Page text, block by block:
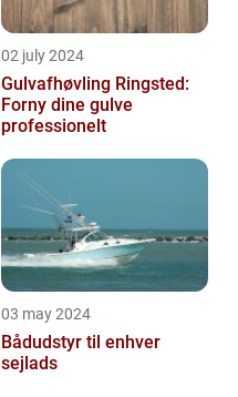
02 july 2024
Gulvafhøvling Ringsted:
Forny dine gulve
professionelt
03 may 2024
Bådudstyr til enhver
sejlads